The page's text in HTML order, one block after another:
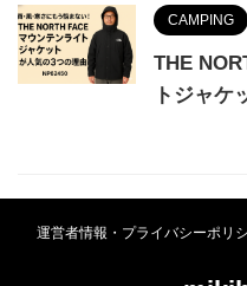
CAMPING
THE
トジャケ
運営者情報・プライバシーポリ